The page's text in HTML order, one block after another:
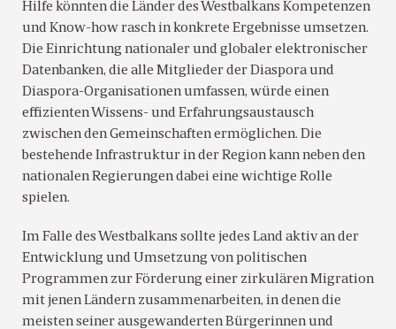
Hilfe könnten die Länder des Westbalkans Kompetenzen
und Know-how rasch in konkrete Ergebnisse umsetzen.
Die Einrichtung nationaler und globaler elektronischer
Datenbanken, die alle Mitglieder der Diaspora und
Diaspora-Organisationen umfassen, würde einen
effizienten Wissens- und Erfahrungsaustausch
zwischen den Gemeinschaften ermöglichen. Die
bestehende Infrastruktur in der Region kann neben den
nationalen Regierungen dabei eine wichtige Rolle
spielen.
Im Falle des Westbalkans sollte jedes Land aktiv an der
Entwicklung und Umsetzung von politischen
Programmen zur Förderung einer zirkulären Migration
mit jenen Ländern zusammenarbeiten, in denen die
meisten seiner ausgewanderten Bürgerinnen und